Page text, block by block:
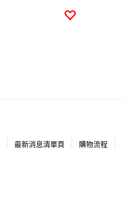
最新消息清單頁 購物流程